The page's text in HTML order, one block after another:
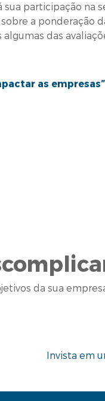
participação na
a ponderação
das
as empresas”
da sua
Invista em